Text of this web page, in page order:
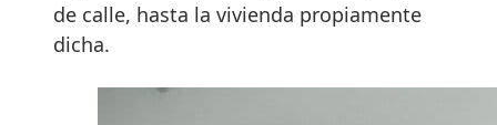
de calle, hasta la vivienda propiamente
dicha.